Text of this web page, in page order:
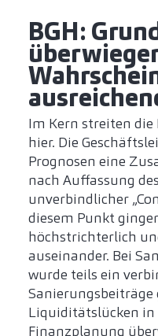
BGH:
Im Kern streiten
hier. Die
Prognosen eine
nach Auffassung
unverbindlicher
diesem Punkt
höchstrichterlich
auseinander. Bei
wurde teils ein
Liquiditätslücken in
Finanzplanung